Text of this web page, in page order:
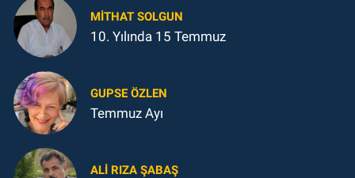
MITHAT SOLGUN
10. Yılında 15 Temmuz
GUPSE ÖZLEN
Temmuz Ayı
ALI RIZA ŞABAŞ